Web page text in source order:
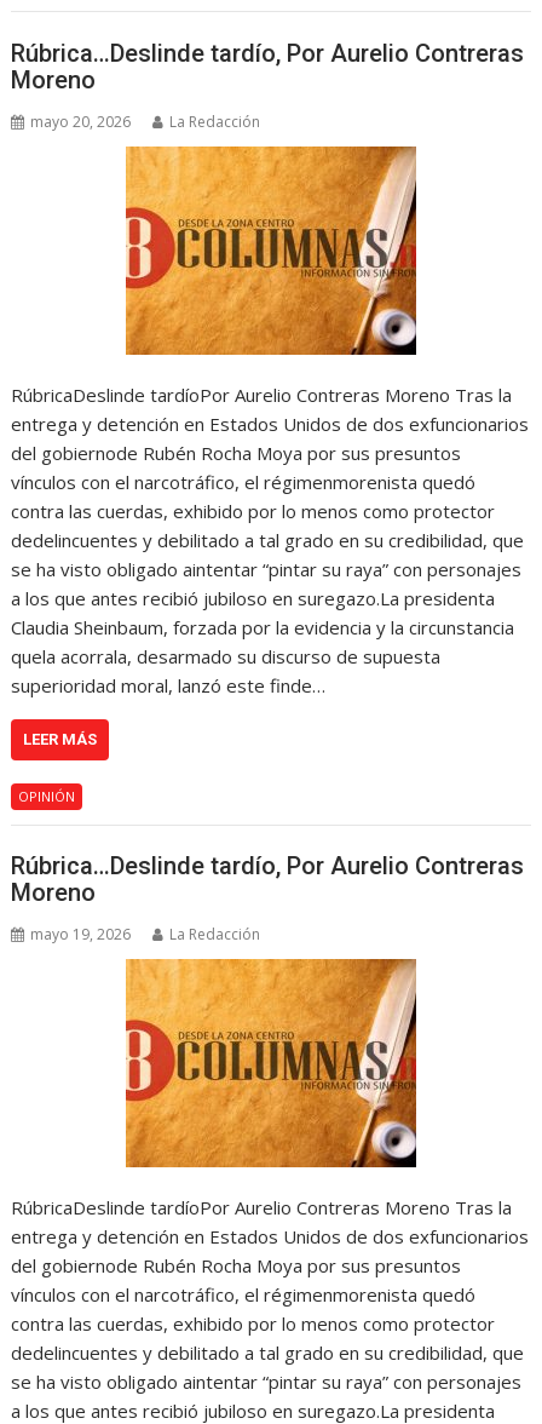
Rúbrica…Deslinde tardío, Por Aurelio Contreras
Moreno
mayo 20, 2026 La Redacción
RúbricaDeslinde tardíoPor Aurelio Contreras Moreno Tras la
entrega y detención en Estados Unidos de dos exfuncionarios
del gobiernode Rubén Rocha Moya por sus presuntos
vínculos con el narcotráfico, el régimenmorenista quedó
contra las cuerdas, exhibido por lo menos como protector
dedelincuentes y debilitado a tal grado en su credibilidad, que
se ha visto obligado aintentar “pintar su raya” con personajes
a los que antes recibió jubiloso en suregazo.La presidenta
Claudia Sheinbaum, forzada por la evidencia y la circunstancia
quela acorrala, desarmado su discurso de supuesta
superioridad moral, lanzó este finde…
LEER MÁS
OPINIÓN
Rúbrica…Deslinde tardío, Por Aurelio Contreras
Moreno
mayo 19, 2026 La Redacción
RúbricaDeslinde tardíoPor Aurelio Contreras Moreno Tras la
entrega y detención en Estados Unidos de dos exfuncionarios
del gobiernode Rubén Rocha Moya por sus presuntos
vínculos con el narcotráfico, el régimenmorenista quedó
contra las cuerdas, exhibido por lo menos como protector
dedelincuentes y debilitado a tal grado en su credibilidad, que
se ha visto obligado aintentar “pintar su raya” con personajes
a los que antes recibió jubiloso en suregazo.La presidenta